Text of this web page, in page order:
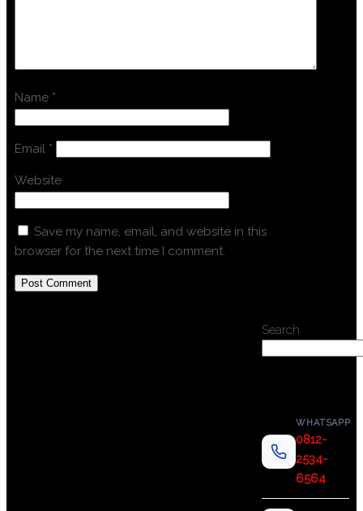
Name *
Email *
Website
Save my name, email, and website in this
browser for the next time I comment.
Search
WHATSAPP
0812-
2534-
6564